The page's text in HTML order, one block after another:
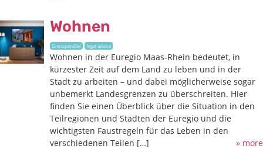
Wohnen
Grenzpendler legal advice
Wohnen in der Euregio Maas-Rhein bedeutet, in
kürzester Zeit auf dem Land zu leben und in der
Stadt zu arbeiten – und dabei möglicherweise sogar
unbemerkt Landesgrenzen zu überschreiten. Hier
finden Sie einen Überblick über die Situation in den
Teilregionen und Städten der Euregio und die
wichtigsten Faustregeln für das Leben in den
verschiedenen Teilen […]
» more